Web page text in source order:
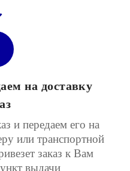
на доставку
и передаем его на
или транспортной
заказ к Вам
выдачи